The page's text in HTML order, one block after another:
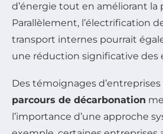
d’énergie tout en améliorant la
Parallèlement, l’électrification
transport internes pourrait
une réduction significative des
Des témoignages
parcours de décarbonation
l’importance d’une approche